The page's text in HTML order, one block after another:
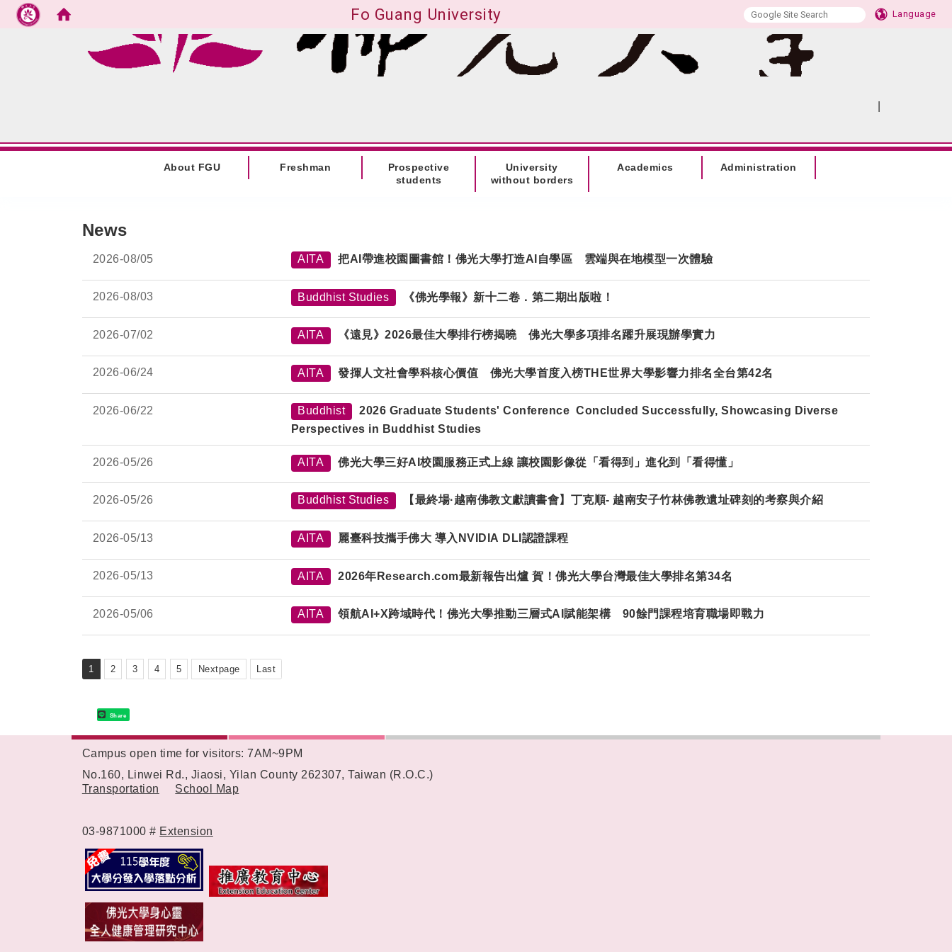
Fo Guang University Language
Go to main content
About FGU Freshman
Prospective
students
University
without borders
Academics Administration
News
2026-08/05 AITA 把AI帶進校園圖書館！佛光大學打造AI自學區 雲端與在地模型一次體驗
2026-08/03 Buddhist Studies 《佛光學報》新十二卷．第二期出版啦！
2026-07/02 AITA 《遠見》2026最佳大學排行榜揭曉 佛光大學多項排名躍升展現辦學實力
2026-06/24 AITA 發揮人文社會學科核心價值 佛光大學首度入榜THE世界大學影響力排名全台第42名
2026-06/22 Buddhist
2026 Graduate Students' Conference Concluded Successfully, Showcasing Diverse
Perspectives in Buddhist Studies
2026-05/26 AITA 佛光大學三好AI校園服務正式上線 讓校園影像從「看得到」進化到「看得懂」
2026-05/26 Buddhist Studies 【最終場·越南佛教文獻讀書會】丁克順- 越南安子竹林佛教遺址碑刻的考察與介紹
2026-05/13 AITA 麗臺科技攜手佛大 導入NVIDIA DLI認證課程
2026-05/13 AITA 2026年Research.com最新報告出爐 賀！佛光大學台灣最佳大學排名第34名
2026-05/06 AITA 領航AI+X跨域時代！佛光大學推動三層式AI賦能架構 90餘門課程培育職場即戰力
1 2 3 4 5 Nextpage Last
Share
Campus open time for visitors: 7AM~9PM
No.160, Linwei Rd., Jiaosi, Yilan County 262307, Taiwan (R.O.C.)
Transportation
School Map
03-9871000 # Extension